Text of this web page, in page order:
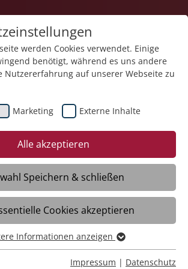
Pflege
Stiftung Liebenau
werden Cookies verwendet. Einige
benötigt, während es uns andere
Nutzererfahrung auf unserer Webseite zu
Marketing Externe Inhalte
Alle akzeptieren
Speichern & schließen
Cookies akzeptieren
werden für grundlegende Funktionen
Informationen anzeigen
Impressum | Datenschutz